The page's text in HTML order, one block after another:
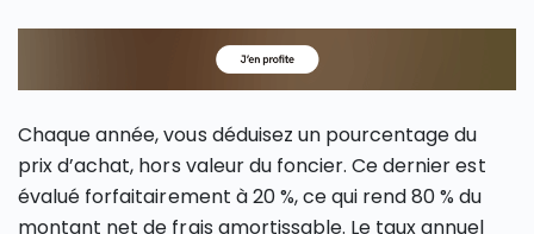
Chaque année, vous déduisez un pourcentage du
prix d’achat, hors valeur du foncier. Ce dernier est
évalué forfaitairement à 20 %, ce qui rend 80 % du
montant net de frais amortissable. Le taux annuel